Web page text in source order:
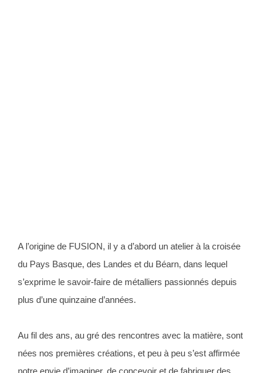
A l’origine de FUSION, il y a d’abord un atelier à la croisée
du Pays Basque, des Landes et du Béarn, dans lequel
s’exprime le savoir-faire de métalliers passionnés depuis
plus d’une quinzaine d’années.
Au fil des ans, au gré des rencontres avec la matière, sont
nées nos premières créations, et peu à peu s’est affirmée